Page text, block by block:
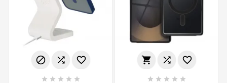
  
    
  
    